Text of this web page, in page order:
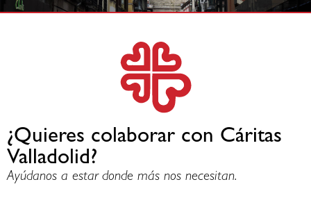
¿Quieres colaborar con Cáritas
Valladolid?
Ayúdanos a estar donde más nos necesitan.